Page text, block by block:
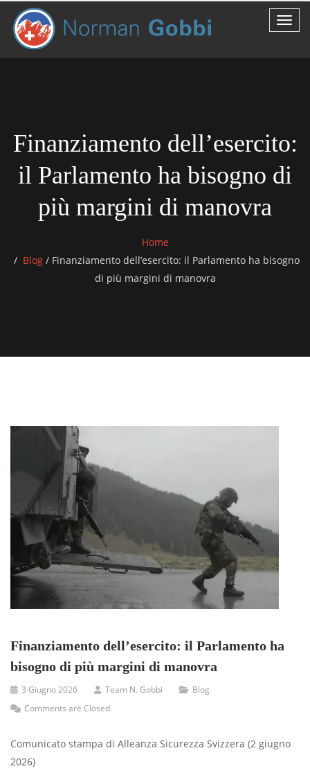
Finanziamento dell’esercito:
il Parlamento ha bisogno di
più margini di manovra
Home
Blog / Finanziamento dell’esercito: il Parlamento ha bisogno
di più margini di manovra
Finanziamento dell’esercito: il Parlamento ha
bisogno di più margini di manovra
3 Giugno 2026 Team N. Gobbi
Blog
Comments are Closed
Comunicato stampa di Alleanza Sicurezza Svizzera (2 giugno
2026)